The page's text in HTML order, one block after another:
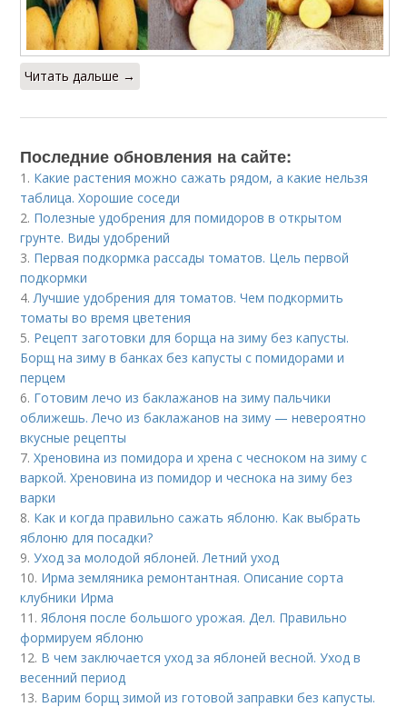
Читать дальше →
Последние обновления на сайте:
1. Какие растения можно сажать рядом, а какие нельзя
таблица. Хорошие соседи
2. Полезные удобрения для помидоров в открытом
грунте. Виды удобрений
3. Первая подкормка рассады томатов. Цель первой
подкормки
4.Лучшие удобрения для томатов. Чем подкормить
томаты во время цветения
5. Рецепт заготовки для борща на зиму без капусты.
Борщ на зиму в банках без капусты с помидорами и
перцем
6. Готовим лечо из баклажанов на зиму пальчики
оближешь. Лечо из баклажанов на зиму — невероятно
вкусные рецепты
7.Хреновина из помидора и хрена с чесноком на зиму с
варкой. Хреновина из помидор и чеснока на зиму без
варки
8. Как и когда правильно сажать яблоню. Как выбрать
яблоню для посадки?
9.Уход за молодой яблоней. Летний уход
10. Ирма земляника ремонтантная. Описание сорта
клубники Ирма
11.Яблоня после большого урожая. Дел. Правильно
формируем яблоню
12. В чем заключается уход за яблоней весной. Уход в
весенний период
13. Варим борщ зимой из готовой заправки без капусты.